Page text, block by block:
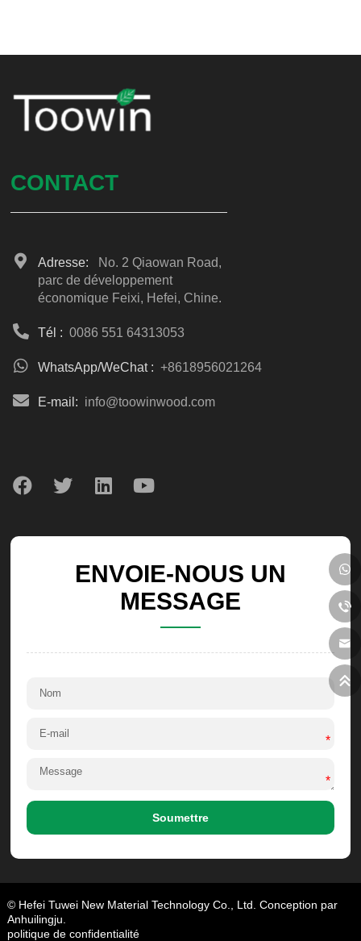
CONTACT
Adresse:
No. 2 Qiaowan Road,
parc de développement
économique Feixi, Hefei, Chine.
Tél : 0086 551 64313053
WhatsApp/WeChat : +8618956021264
E-mail: info@toowinwood.com
ENVOIE-NOUS UN
MESSAGE
*
*
Soumettre
© Hefei Tuwei New Material Technology Co., Ltd. Conception par
Anhuilingju.
politique de confidentialité